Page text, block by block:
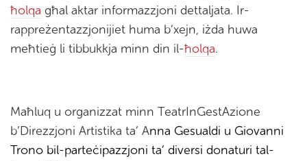
ħolqa għal aktar informazzjoni dettaljata. Ir-
rappreżentazzjonijiet huma b’xejn, iżda huwa
meħtieġ li tibbukkja minn din il-ħolqa.
Maħluq u organizzat minn TeatrInGestAzione
b’Direzzjoni Artistika ta’ Anna Gesualdi u Giovanni
Trono bil-parteċipazzjoni ta’ diversi donaturi tal-